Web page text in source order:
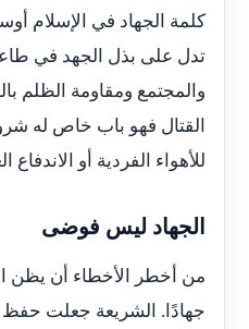
كلمة الجهاد في الإسلام
تدل على بذل الجهد في
والمجتمع ومقاومة الظلم
القتال فهو باب خاص له
للأهواء الفردية أو الاندفاع
الجهاد ليس فوضى
من أخطر الأخطاء أن
جهادًا. الشريعة جعلت